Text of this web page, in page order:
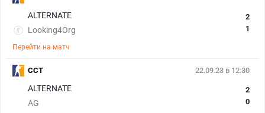
ALTERNATE
Looking4Org
2
1
Перейти на матч
22.09.23 в 12:30
ALTERNATE
AG
2
0
CCT